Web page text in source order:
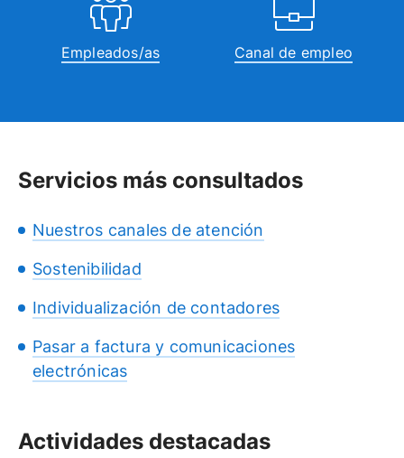
Empleados/as Canal de empleo
Servicios más consultados
Nuestros canales de atención
Sostenibilidad
Individualización de contadores
Pasar a factura y comunicaciones
electrónicas
Actividades destacadas